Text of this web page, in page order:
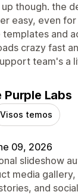
though. the
easy, even
and
crazy fast
team's a
Purple Labs
Visos temos
09, 2026
slideshow
media
and